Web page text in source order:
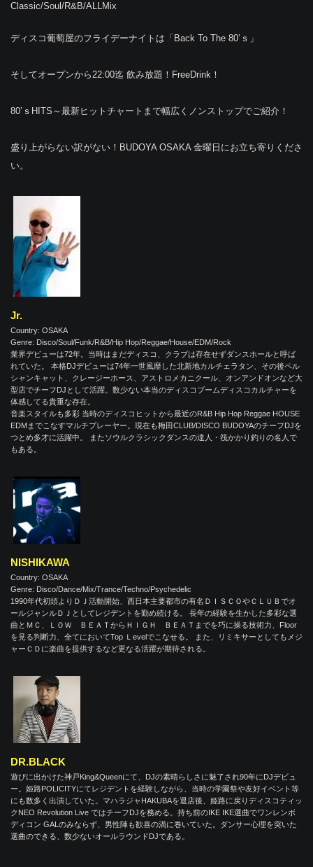
Classic/Soul/R&B/ALLMix
ディスコ葡萄屋のフライデーナイトは「Back To The 80’ｓ」
そしてオープンから22:00迄 飲み放題！FreeDrink！
80’ｓHITS～最新ヒットチャートまで幅広くノンストップでご紹介！
盛り上がらない訳がない！BUDOYA OSAKA 金曜日にお立ち寄りくださ
い。
Jr.
Country: OSAKA
Genre: Disco/Soul/Funk/R&B/Hip Hop/Reggae/House/EDM/Rock
業界デビューは72年。当時はまだディスコ、クラブは存在せずダンスホールと呼ば
れていた。 本格DJデビューは74年一世風靡した北新地カルチェラタン、その後ペル
シャンキャット、クレージーホース、アストロメカニクール、オンアンドオンなど大
型店でチーフDJとして活躍。数少ない本当のディスコブームディスコカルチャーを
体感してる貴重な存在。
音楽スタイルも多彩 当時のディスコヒットから最近のR&B Hip Hop Reggae HOUSE
EDMまでこなすマルチプレーヤー。現在も梅田CLUB/DISCO BUDOYAのチーフDJを
つとめ多才に活躍中。 またソウルクラシックダンスの達人・筏かかり釣りの名人で
もある。
NISHIKAWA
Country: OSAKA
Genre: Disco/Dance/Mix/Trance/Techno/Psychedelic
1990年代初頭よりＤＪ活動開始、西日本主要都市の有名ＤＩＳＣＯやＣＬＵＢでオ
ールジャンルＤＪとしてレジデントを勤め続ける。 長年の経験を生かした多彩な選
曲とＭＣ、ＬＯＷ ＢＥＡＴからＨＩＧＨ ＢＥＡＴまでを巧に操る技術力、Floor
を見る判断力、全てにおいてTop Ｌevelでこなせる。 また、リミキサーとしてもメジ
ャーＣＤに楽曲を提供するなど更なる活躍が期待される。
DR.BLACK
遊びに出かけた神戸King&Queenにて、DJの素晴らしさに魅了され90年にDJデビュ
ー。姫路POLICITYにてレジデントを経験しながら、当時の学園祭や友好イベント等
にも数多く出演していた。マハラジャHAKUBAを退店後、姫路に戻りディスコティッ
クNEO Revolution Live ではチーフDJを務める。持ち前のIKE IKE選曲でワンレンボ
ディコン GALのみならず、男性陣も歓喜の渦に巻いていた。ダンサー心理を突いた
選曲のできる、数少ないオールラウンドDJである。